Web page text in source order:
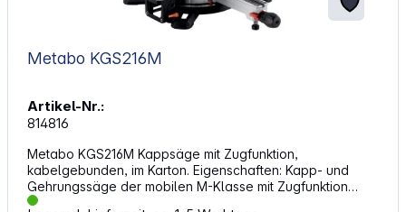
Metabo KGS216M
Artikel-Nr.:
814816
Metabo KGS216M Kappsäge mit Zugfunktion,
kabelgebunden, im Karton. Eigenschaften: Kapp- und
Gehrungssäge der mobilen M-Klasse mit Zugfunktion
Anwenderfreundlich, leicht und präzise Precision Cut Line: